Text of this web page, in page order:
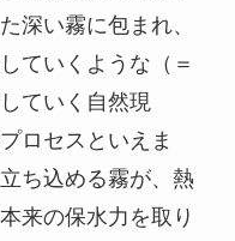
深い霧に包まれ、
ていくような（＝
ていく自然現
ロセスといえま
ち込める霧が、熱
来の保水力を取り